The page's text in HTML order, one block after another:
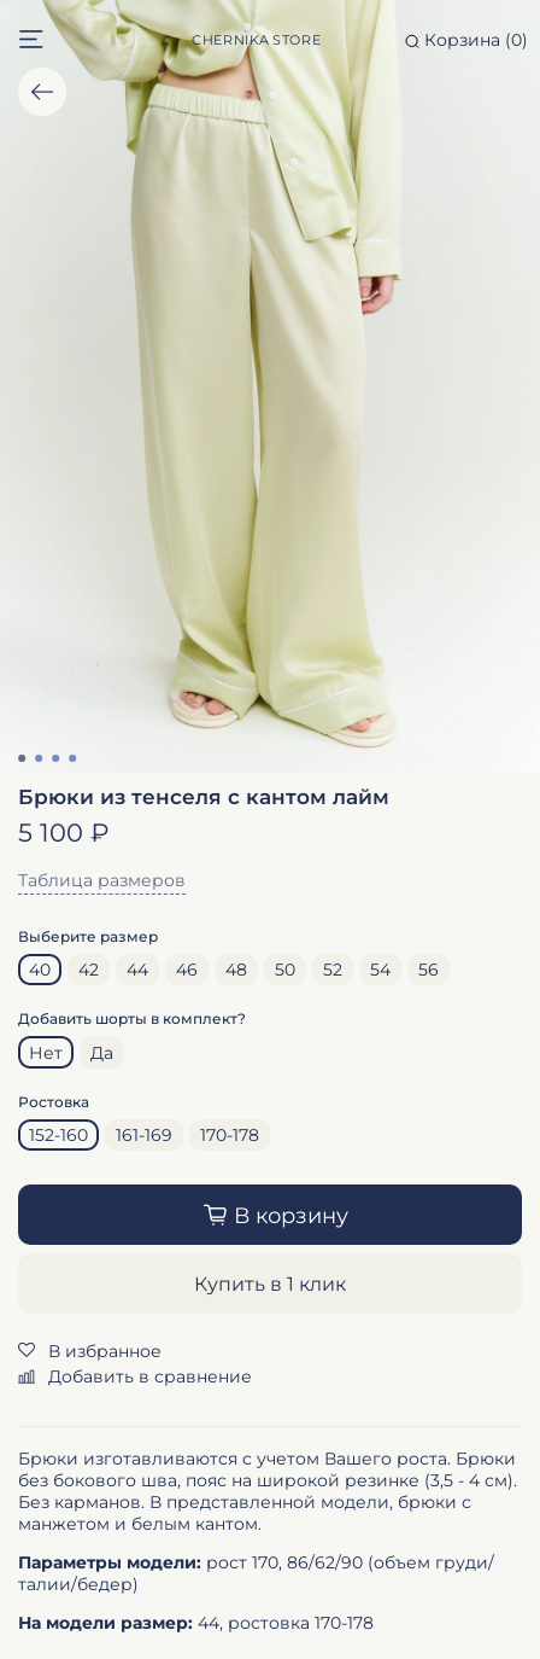
CHERNIKA STORE Корзина (0)
Брюки из тенселя с кантом лайм
5 100 ₽
Таблица размеров
Выберите размер
40 42 44 46 48 50 52 54 56
Добавить шорты в комплект?
Нет Да
Ростовка
152-160 161-169 170-178
В корзину
Купить в 1 клик
В избранное
Добавить в сравнение
Брюки изготавливаются с учетом Вашего роста. Брюки
без бокового шва, пояс на широкой резинке (3,5 - 4 см).
Без карманов. В представленной модели, брюки с
манжетом и белым кантом.
Параметры модели: рост 170, 86/62/90 (объем груди/
талии/бедер)
На модели размер: 44, ростовка 170-178